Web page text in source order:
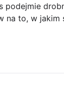
podejmie
na to, w